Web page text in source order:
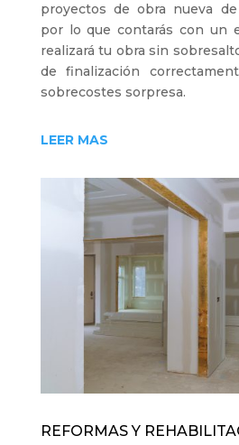
proyectos de obra nueva
por lo que contarás con un
realizará tu obra sin
de finalización
sobrecostes sorpresa.
LEER MAS
REFORMAS Y